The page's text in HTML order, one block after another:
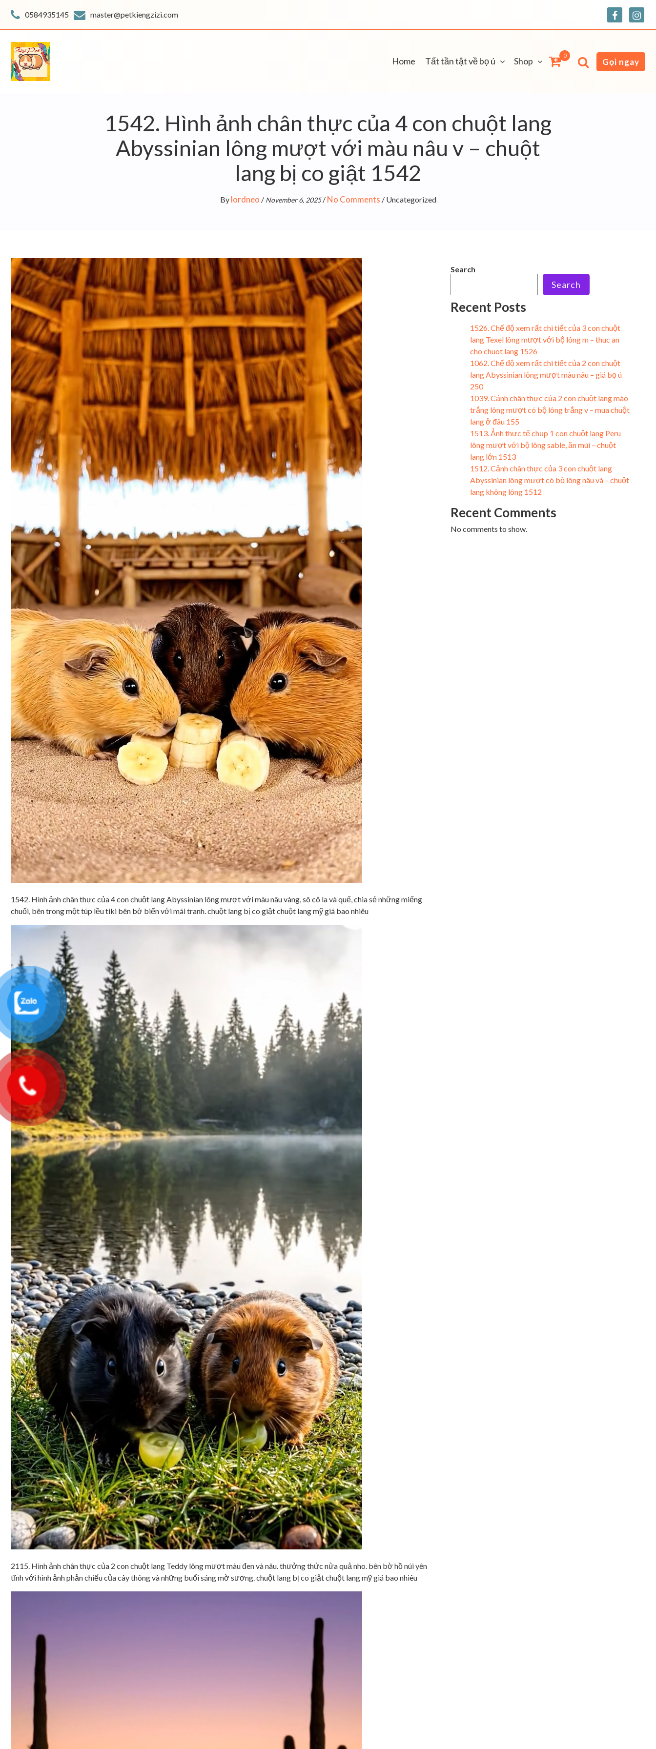
content
0584935145 master@petkiengzizi.com
Home Tất tần tật về bọ ú Shop
0
Gọi ngay
1542. Hình ảnh chân thực của 4 con chuột lang
Abyssinian lông mượt với màu nâu v – chuột
lang bị co giật 1542
By lordneo / November 6, 2025/ No Comments / Uncategorized
1542. Hình ảnh chân thực của 4 con chuột lang Abyssinian lông mượt với màu nâu vàng, sô cô la và quế, chia sẻ những miếng
chuối, bên trong một túp lều tiki bên bờ biển với mái tranh. chuột lang bị co giật chuột lang mỹ giá bao nhiêu
2115. Hình ảnh chân thực của 2 con chuột lang Teddy lông mượt màu đen và nâu. thưởng thức nửa quả nho. bên bờ hồ núi yên
tĩnh với hình ảnh phản chiếu của cây thông và những buổi sáng mờ sương. chuột lang bị co giật chuột lang mỹ giá bao nhiêu
Search
Search
Recent Posts
1526. Chế độ xem rất chi tiết của 3 con chuột
lang Texel lông mượt với bộ lông m – thuc an
cho chuot lang 1526
1062. Chế độ xem rất chi tiết của 2 con chuột
lang Abyssinian lông mượt màu nâu – giá bọ ú
250
1039. Cảnh chân thực của 2 con chuột lang mào
trắng lông mượt có bộ lông trắng v – mua chuột
lang ở đâu 155
1513. Ảnh thực tế chụp 1 con chuột lang Peru
lông mượt với bộ lông sable, ăn mùi – chuột
lang lớn 1513
1512. Cảnh chân thực của 3 con chuột lang
Abyssinian lông mượt có bộ lông nâu và – chuột
lang không lông 1512
Recent Comments
No comments to show.